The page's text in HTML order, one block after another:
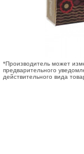
*Производитель может
предварительного
действительного вида